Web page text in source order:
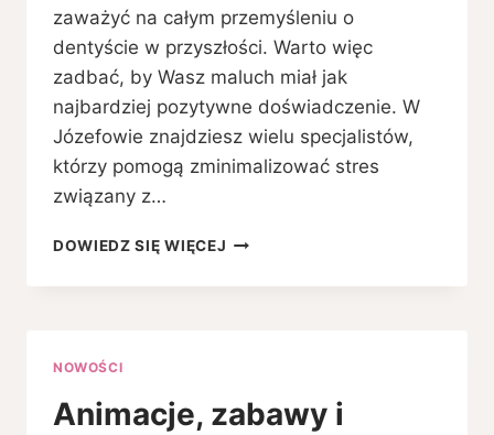
zaważyć na całym przemyśleniu o
dentyście w przyszłości. Warto więc
zadbać, by Wasz maluch miał jak
najbardziej pozytywne doświadczenie. W
Józefowie znajdziesz wielu specjalistów,
którzy pomogą zminimalizować stres
związany z…
DOWIEDZ SIĘ WIĘCEJ JAK
DZIECKO
DENTYSTY?
PORADY
NOWOŚCI
Animacje, zabawy i